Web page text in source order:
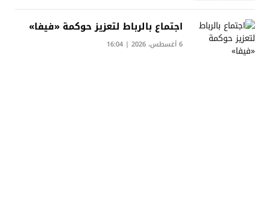
اجتماع بالرباط لتعزيز حوكمة «فيفا»
6 أغسطس، 2026 | 16:04